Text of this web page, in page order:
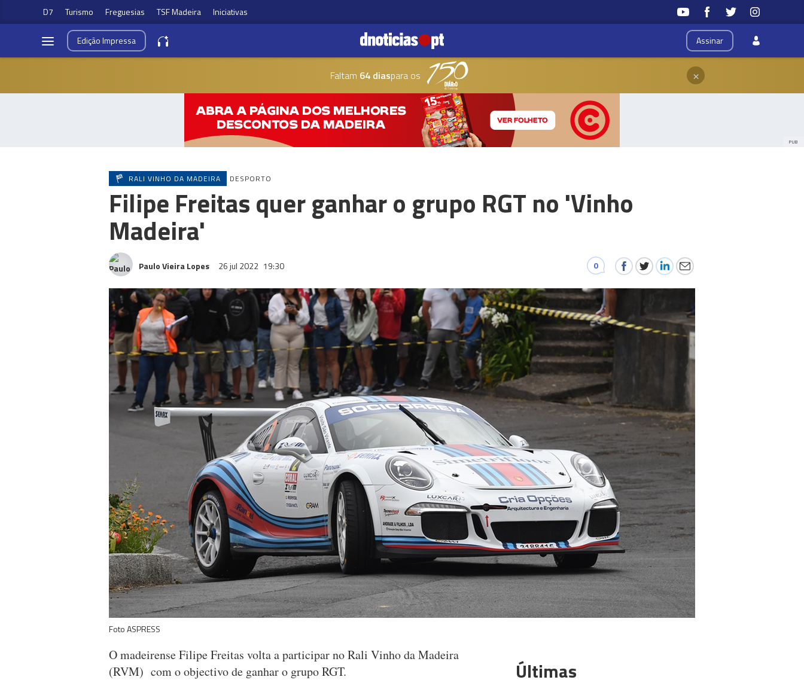
D7 Turismo Freguesias TSF Madeira Iniciativas
Assinar
EdiçãoImpressa
Faltam 64 diaspara os ×
PUB
RALI VINHO DA MADEIRA DESPORTO
Filipe Freitas quer ganhar o grupo RGT no 'Vinho
Madeira'
Paulo Vieira Lopes 26 jul 2022 19:30 0
Foto ASPRESS
O madeirense Filipe Freitas volta a participar no Rali Vinho da Madeira
(RVM) com o objectivo de ganhar o grupo RGT.
Últimas